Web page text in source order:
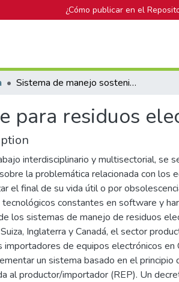
¿Cómo publicar en el
Sistema de manejo sostenible para residuos electrónicos en Costa Rica
para residuos
interdisciplinario y multisectorial, se
la problemática relacionada con los
el final de su vida útil o por
tecnológicos constantes en software y
los sistemas de manejo de residuos
Inglaterra y Canadá, el sector
importadores de equipos electrónicos en
un sistema basado en el principio
al productor/importador (REP). Un